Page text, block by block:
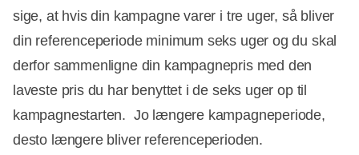
sige, at hvis din kampagne varer i tre uger, så bliver
din referenceperiode minimum seks uger og du skal
derfor sammenligne din kampagnepris med den
laveste pris du har benyttet i de seks uger op til
kampagnestarten. Jo længere kampagneperiode,
desto længere bliver referenceperioden.